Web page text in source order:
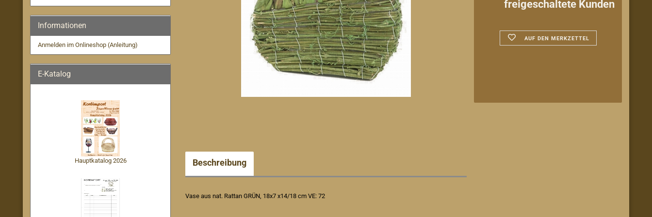
freigeschaltete Kunden
AUF DEN MERKZETTEL
Beschreibung
Vase aus nat. Rattan GRÜN, 18x7 x14/18 cm VE: 72
Informationen
Anmelden im Onlineshop (Anleitung)
E-Katalog
Hauptkatalog 2026